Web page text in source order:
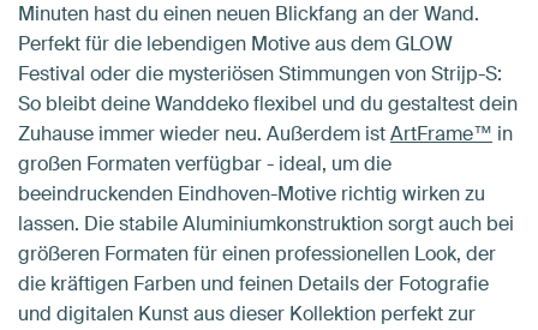
Minuten hast du einen neuen Blickfang an der Wand.
Perfekt für die lebendigen Motive aus dem GLOW
Festival oder die mysteriösen Stimmungen von Strijp-S:
So bleibt deine Wanddeko flexibel und du gestaltest dein
Zuhause immer wieder neu. Außerdem istArtFrame™ in
großen Formaten verfügbar - ideal, um die
beeindruckenden Eindhoven-Motive richtig wirken zu
lassen. Die stabile Aluminiumkonstruktion sorgt auch bei
größeren Formaten für einen professionellen Look, der
die kräftigen Farben und feinen Details der Fotografie
und digitalen Kunst aus dieser Kollektion perfekt zur